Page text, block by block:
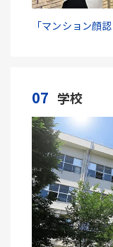
「マンション顔
07 学校